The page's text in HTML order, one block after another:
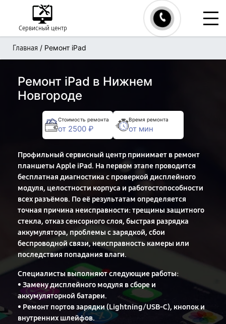
Сервисный центр
Главная / Ремонт iPad
Ремонт iPad в Нижнем
Новгороде
Стоимость ремонта
от 2500 ₽
Время ремонта
от мин
Профильный сервисный центр принимает в ремонт
планшеты Apple iPad. На первом этапе проводится
бесплатная диагностика с проверкой дисплейного
модуля, целостности корпуса и работостопособности
всех разъёмов. По её результатам определяется
точная причина неисправности: трещины защитного
стекла, отказ сенсорного слоя, быстрая разрядка
аккумулятора, проблемы с зарядкой, сбои
беспроводной связи, неисправность камеры или
последствия попадания влаги.
Специалисты выполняют следующие работы:
• Замену дисплейного модуля в сборе и
аккумуляторной батареи.
• Ремонт портов зарядки (Lightning/USB-C), кнопок и
внутренних шлейфов.